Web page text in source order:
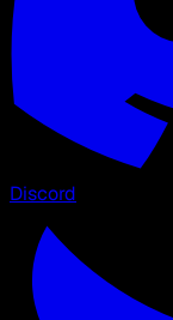
Discord